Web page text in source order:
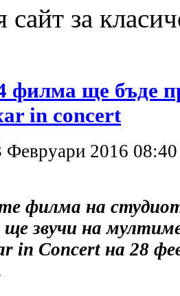
сайт за
филма ще бъде
in concert
Февруари 2016 08:40
филма на
ще звучи на
in Concert на 28